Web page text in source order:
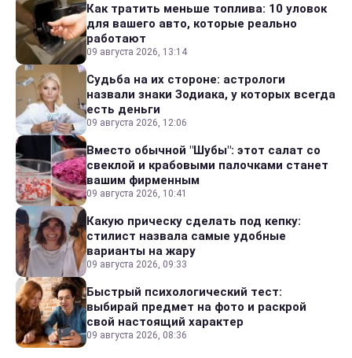
Как тратить меньше топлива: 10 уловок
для вашего авто, которые реально
работают
09 августа 2026, 13:14
Судьба на их стороне: астрологи
назвали знаки Зодиака, у которых всегда
есть деньги
09 августа 2026, 12:06
Вместо обычной "Шубы": этот салат со
свеклой и крабовыми палочками станет
вашим фирменным
09 августа 2026, 10:41
Какую прическу сделать под кепку:
стилист назвала самые удобные
варианты на жару
09 августа 2026, 09:33
Быстрый психологический тест:
выбирай предмет на фото и раскрой
свой настоящий характер
09 августа 2026, 08:36